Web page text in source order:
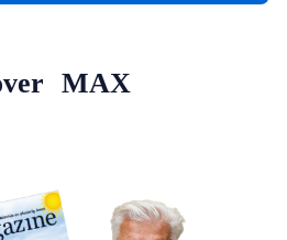
MAX